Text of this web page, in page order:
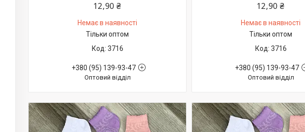
12,90 ₴
Немає в наявності
Тільки оптом
3716
+380 (95) 139-93-47
Оптовий відділ
12,90 ₴
Немає в наявності
Тільки оптом
3716
+380 (95) 139-93-47
Оптовий відділ